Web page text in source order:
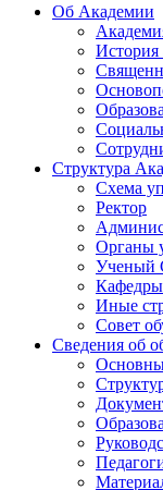
Об Академии
История
Структура
Схема
Ректор
Органы
Ученый
Кафедры
Иные
Совет
Сведения об